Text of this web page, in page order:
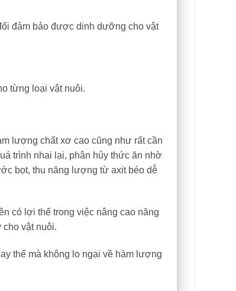
đảm bảo được dinh dưỡng cho vật
từng loại vật nuôi.
lượng chất xơ cao cũng như rất cần
trình nhai lại, phân hủy thức ăn nhờ
bọt, thu năng lượng từ axit béo dễ
có lợi thế trong việc nâng cao năng
vật nuôi.
thế mà không lo ngại về hàm lượng